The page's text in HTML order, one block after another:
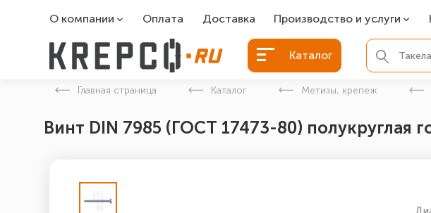
О компании
О компании
Оплата Доставка Производство и услуги
Болты БСР
Болты для фундамента
Закладные детали
Каталог
Главная страница Каталог Метизы, крепеж
Винт DIN 7985 (ГОСТ 17473-80) полукруглая